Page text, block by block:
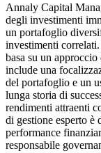
Annaly Capital
degli investimenti
un portafoglio
investimenti
basa su un
include una
del portafoglio e un
lunga storia di
rendimenti attraenti
di gestione esperto è
performance
responsabile